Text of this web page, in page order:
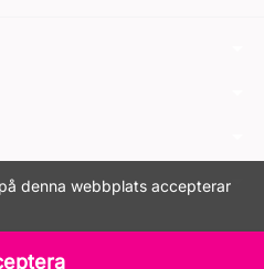
denna webbplats accepterararrow_drop_down
Online™